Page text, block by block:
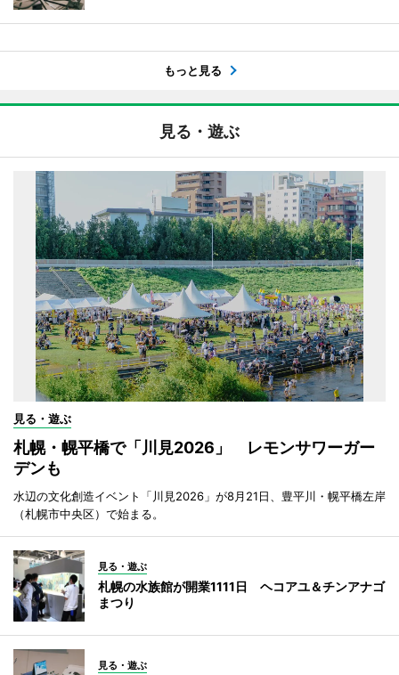
もっと見る
見る・遊ぶ
見る・遊ぶ
札幌・幌平橋で「川見2026」 レモンサワーガー
デンも
水辺の文化創造イベント「川見2026」が8月21日、豊平川・幌平橋左岸
（札幌市中央区）で始まる。
見る・遊ぶ
札幌の水族館が開業1111日 ヘコアユ＆チンアナゴ
まつり
見る・遊ぶ